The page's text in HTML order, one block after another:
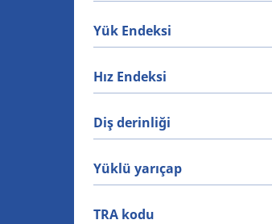
Yük Endeksi
Hız Endeksi
Diş derinliği
Yüklü yarıçap
TRA kodu